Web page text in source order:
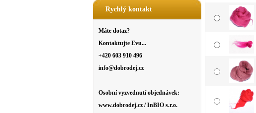
Rychlý kontakt
Máte dotaz?
Kontaktujte Evu...
+420 603 910 496
info@dobrodej.cz
Osobní vyzvednutí objednávek:
www.dobrodej.cz / InBIO s.r.o.